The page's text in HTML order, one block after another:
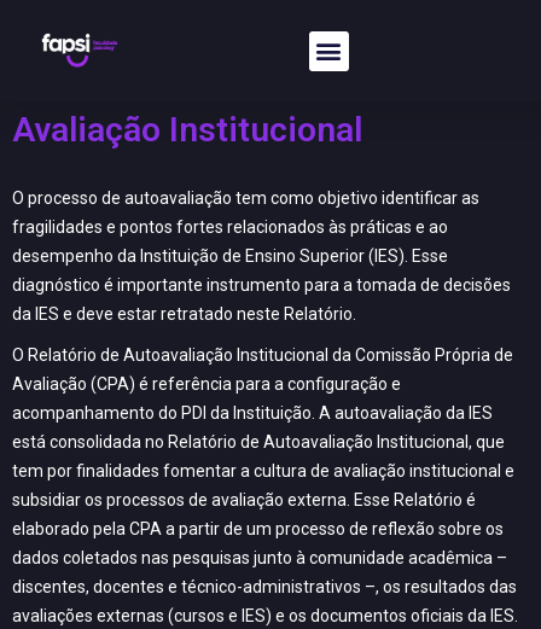
Avaliação Institucional
O processo de autoavaliação tem como objetivo identificar as
fragilidades e pontos fortes relacionados às práticas e ao
desempenho da Instituição de Ensino Superior (IES). Esse
diagnóstico é importante instrumento para a tomada de decisões
da IES e deve estar retratado neste Relatório.
O Relatório de Autoavaliação Institucional da Comissão Própria de
Avaliação (CPA) é referência para a configuração e
acompanhamento do PDI da Instituição. A autoavaliação da IES
está consolidada no Relatório de Autoavaliação Institucional, que
tem por finalidades fomentar a cultura de avaliação institucional e
subsidiar os processos de avaliação externa. Esse Relatório é
elaborado pela CPA a partir de um processo de reflexão sobre os
dados coletados nas pesquisas junto à comunidade acadêmica –
discentes, docentes e técnico-administrativos –, os resultados das
avaliações externas (cursos e IES) e os documentos oficiais da IES.